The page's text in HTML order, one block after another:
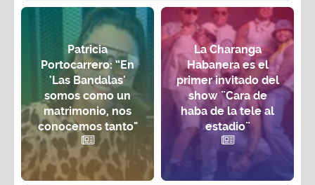
Patricia
Portocarrero: “En
'Las Bandalas'
somos como un
matrimonio, nos
conocemos tanto"
La Charanga
Habanera es el
primer invitado del
show ¨Cara de
haba de la tele al
estadio¨